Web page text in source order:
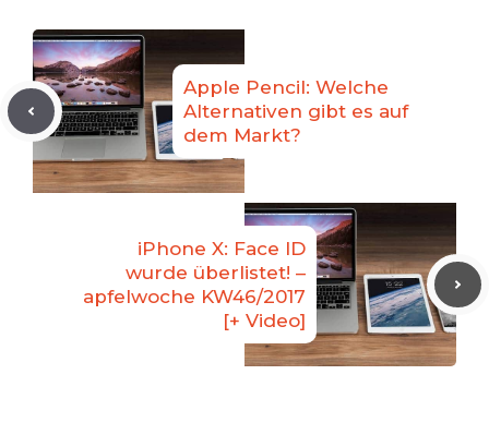
Apple Pencil: Welche
Alternativen gibt es auf
dem Markt?
iPhone X: Face ID
wurde überlistet! –
apfelwoche KW46/2017
[+ Video]